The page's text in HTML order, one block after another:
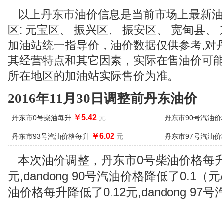
以上丹东市油价信息是当前市场上最新
区: 元宝区、 振兴区、 振安区、 宽甸县、
加油站统一指导价，油价数据仅供参考,对
其经营特点和其它因素，实际在售油价可
所在地区的加油站实际售价为准。
2016年11月30日调整前丹东油价
丹东市0号柴油每升 ￥5.42 元 丹东市90号汽油
丹东市93号汽油价格每升 ￥6.02 元 丹东市97号汽油
本次油价调整，丹东市0号柴油价格每
元,dandong 90号汽油价格降低了0.1（
油价格每升降低了0.12元,dandong 97号